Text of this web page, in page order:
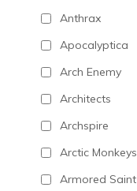
Anthrax
Apocalyptica
Arch Enemy
Architects
Archspire
Arctic Monkeys
Armored Saint